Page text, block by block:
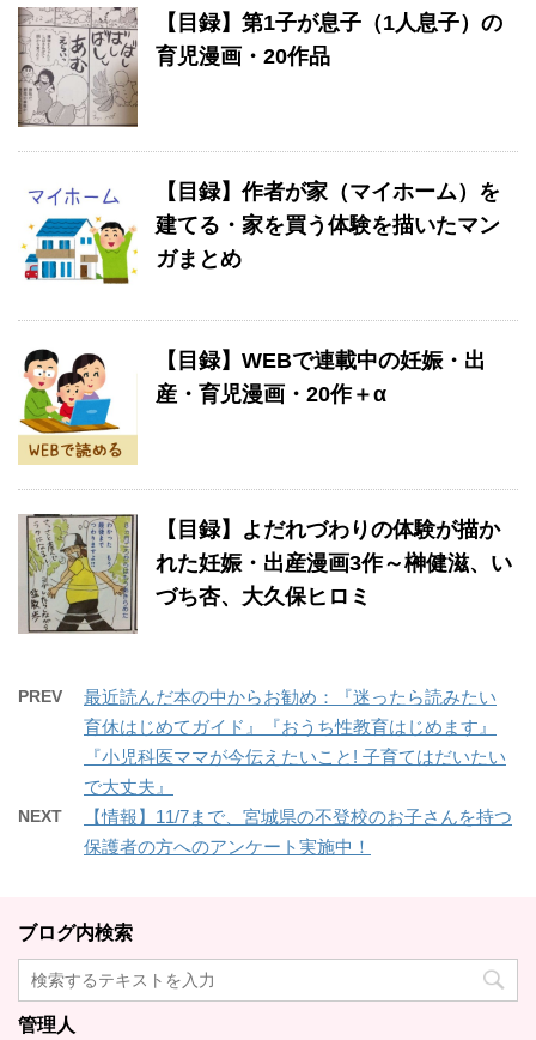
【目録】第1子が息子（1人息子）の
育児漫画・20作品
【目録】作者が家（マイホーム）を
建てる・家を買う体験を描いたマン
ガまとめ
【目録】WEBで連載中の妊娠・出
産・育児漫画・20作＋α
【目録】よだれづわりの体験が描か
れた妊娠・出産漫画3作～榊健滋、い
づち杏、大久保ヒロミ
PREV
最近読んだ本の中からお勧め：『迷ったら読みたい
育休はじめてガイド』『おうち性教育はじめます』
『小児科医ママが今伝えたいこと! 子育てはだいたい
で大丈夫』
NEXT
【情報】11/7まで、宮城県の不登校のお子さんを持つ
保護者の方へのアンケート実施中！
ブログ内検索
管理人